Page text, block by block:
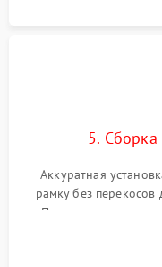
5. Сборка
Аккуратная
рамку без
Подключение
Сброс настроек и